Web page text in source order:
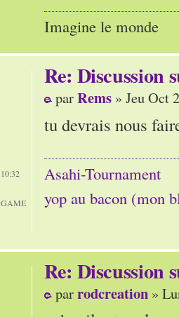
Imagine le monde
Re: Discussion
parRems » Jeu Oct
tu devrais nous
Asahi-Tournament
yop au bacon (mon
Re: Discussion
parrodcreation »